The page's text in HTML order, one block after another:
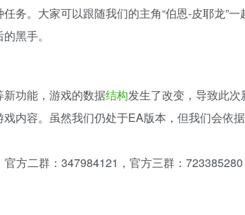
务。大家可以跟随我们的主角“伯恩-皮耶龙”
黑手。
功能，游戏的数据结构发生了改变，导致此
内容。虽然我们仍处于EA版本，但我们会依
方二群：347984121，官方三群：